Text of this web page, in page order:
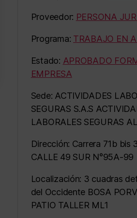
Proveedor: PERSONA
Programa: TRABAJO EN
Estado: APROBADO
EMPRESA
Sede: ACTIVIDADES
SEGURAS S.A.S
LABORALES SEGURAS
Dirección: Carrera 71b bis
CALLE 49 SUR N°95A-99
Localización: 3 cuadras
del Occidente BOSA
PATIO TALLER ML1